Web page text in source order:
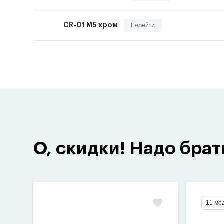
CR-01 M5 хром Перейти
О, скидки! Надо
11